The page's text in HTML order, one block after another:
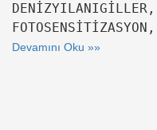
DENİZYILANIGİLLER,
Devamını Oku »»